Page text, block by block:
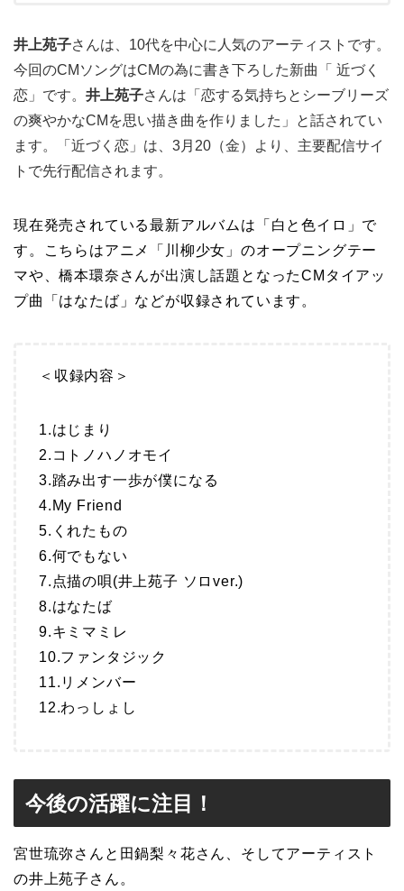
井上苑子さんは、10代を中心に人気のアーティストです。
今回のCMソングはCMの為に書き下ろした新曲「 近づく
恋」です。 井上苑子さんは「恋する気持ちとシーブリーズ
の爽やかなCMを思い描き曲を作りました」と話されてい
ます。「近づく恋」は、3月20（金）より、主要配信サイ
トで先行配信されます。
現在発売されている最新アルバムは「白と色イロ」で
す。こちらはアニメ「川柳少女」のオープニングテー
マや、橋本環奈さんが出演し話題となったCMタイアッ
プ曲「はなたば」などが収録されています。
＜収録内容＞
1.はじまり
2.コトノハノオモイ
3.踏み出す一歩が僕になる
4.My Friend
5.くれたもの
6.何でもない
7.点描の唄(井上苑子 ソロver.)
8.はなたば
9.キミマミレ
10.ファンタジック
11.リメンバー
12.わっしょし
今後の活躍に注目！
宮世琉弥さんと⽥鍋梨々花さん、そしてアーティスト
の井上苑子さん。